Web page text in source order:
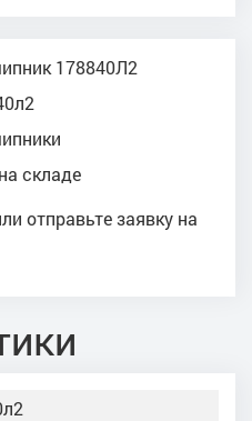
178840Л2
складе
отправьте заявку на